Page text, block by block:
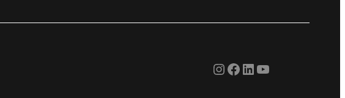
Instagram
Facebook
LinkedIn
YouTube